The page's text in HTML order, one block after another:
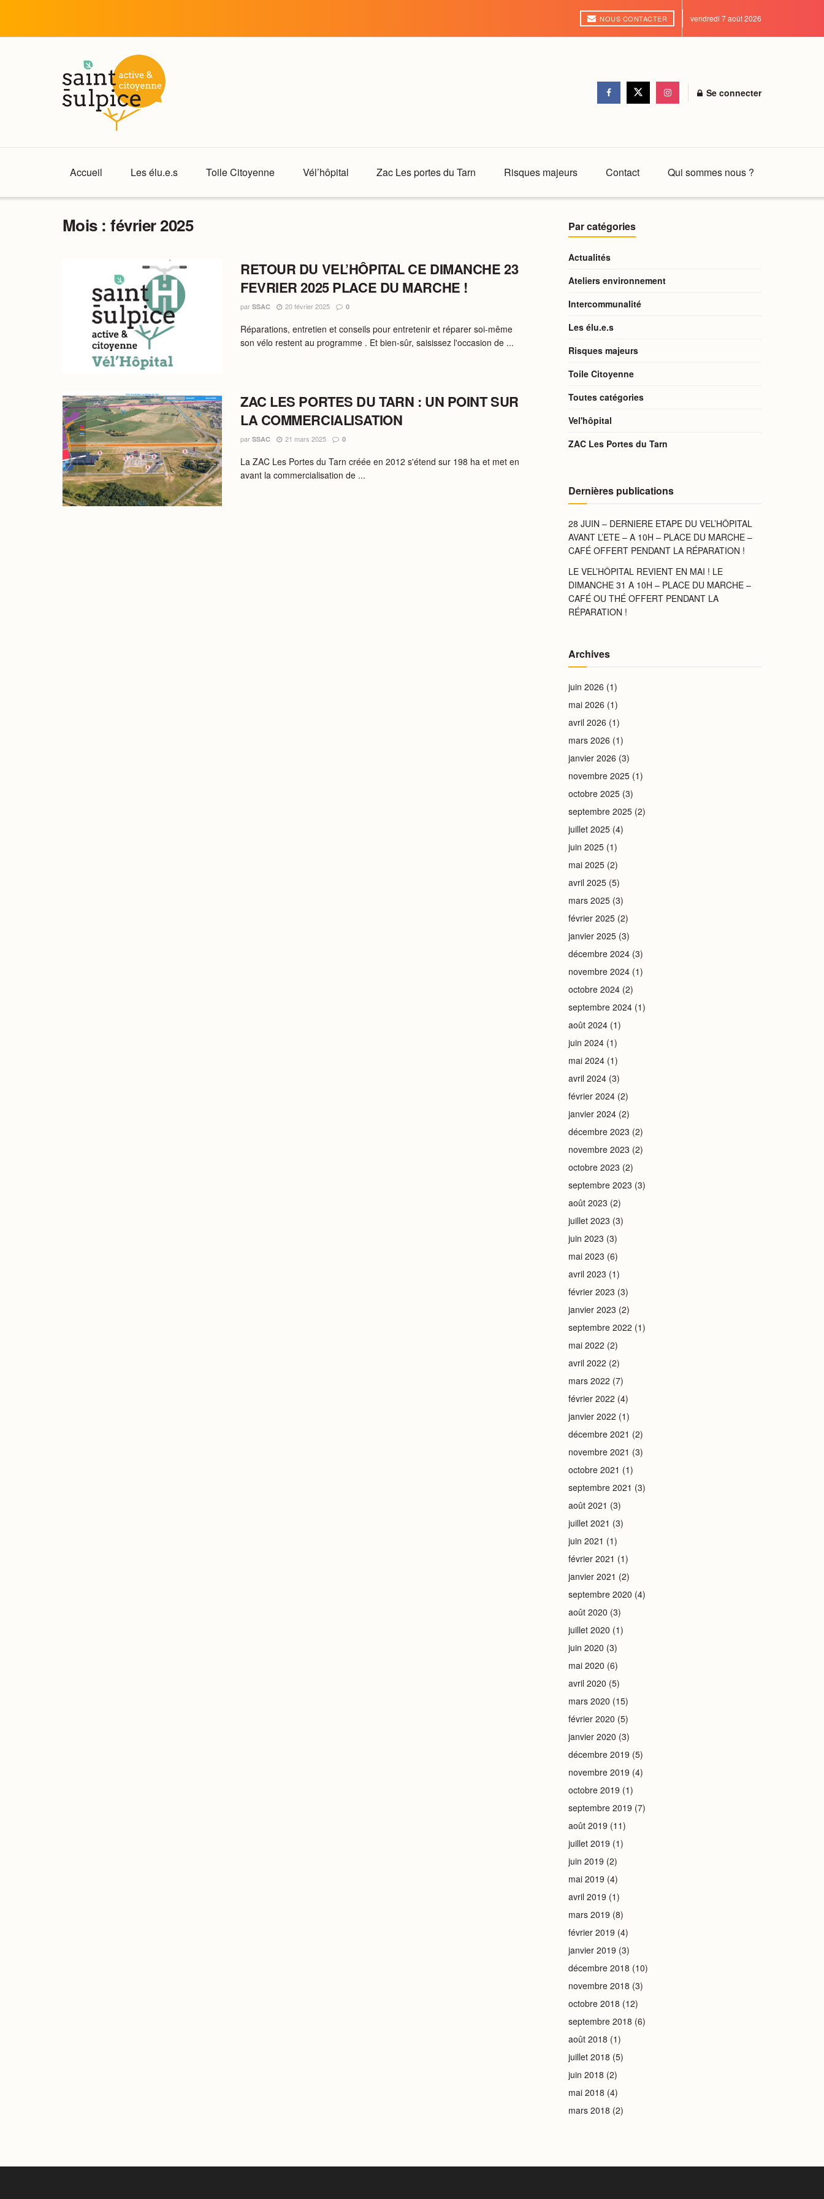
NOUS CONTACTER vendredi 7 août 2026
Se connecter
Accueil Les élu.e.s Toile Citoyenne Vél’hôpital Zac Les portes du Tarn Risques majeurs Contact Qui sommes nous ?
Mois :février 2025
RETOUR DU VEL’HÔPITAL CE DIMANCHE 23
FEVRIER 2025 PLACE DU MARCHE !
par SSAC 20 février 2025 0
Réparations, entretien et conseils pour entretenir et réparer soi-même
son vélo restent au programme . Et bien-sûr, saisissez l'occasion de ...
ZAC LES PORTES DU TARN : UN POINT SUR
LA COMMERCIALISATION
par SSAC 21 mars 2025 0
La ZAC Les Portes du Tarn créée en 2012 s'étend sur 198 ha et met en
avant la commercialisation de ...
Par catégories
Actualités
Ateliers environnement
Intercommunalité
Les élu.e.s
Risques majeurs
Toile Citoyenne
Toutes catégories
Vel'hôpital
ZAC Les Portes du Tarn
Dernières publications
28 JUIN – DERNIERE ETAPE DU VEL’HÔPITAL
AVANT L’ETE – A 10H – PLACE DU MARCHE –
CAFÉ OFFERT PENDANT LA RÉPARATION !
LE VEL’HÔPITAL REVIENT EN MAI ! LE
DIMANCHE 31 A 10H – PLACE DU MARCHE –
CAFÉ OU THÉ OFFERT PENDANT LA
RÉPARATION !
Archives
juin 2026 (1)
mai 2026 (1)
avril 2026 (1)
mars 2026 (1)
janvier 2026 (3)
novembre 2025 (1)
octobre 2025 (3)
septembre 2025 (2)
juillet 2025 (4)
juin 2025 (1)
mai 2025 (2)
avril 2025 (5)
mars 2025 (3)
février 2025 (2)
janvier 2025 (3)
décembre 2024 (3)
novembre 2024 (1)
octobre 2024 (2)
septembre 2024 (1)
août 2024 (1)
juin 2024 (1)
mai 2024 (1)
avril 2024 (3)
février 2024 (2)
janvier 2024 (2)
décembre 2023 (2)
novembre 2023 (2)
octobre 2023 (2)
septembre 2023 (3)
août 2023 (2)
juillet 2023 (3)
juin 2023 (3)
mai 2023 (6)
avril 2023 (1)
février 2023 (3)
janvier 2023 (2)
septembre 2022 (1)
mai 2022 (2)
avril 2022 (2)
mars 2022 (7)
février 2022 (4)
janvier 2022 (1)
décembre 2021 (2)
novembre 2021 (3)
octobre 2021 (1)
septembre 2021 (3)
août 2021 (3)
juillet 2021 (3)
juin 2021 (1)
février 2021 (1)
janvier 2021 (2)
septembre 2020 (4)
août 2020 (3)
juillet 2020 (1)
juin 2020 (3)
mai 2020 (6)
avril 2020 (5)
mars 2020 (15)
février 2020 (5)
janvier 2020 (3)
décembre 2019 (5)
novembre 2019 (4)
octobre 2019 (1)
septembre 2019 (7)
août 2019 (11)
juillet 2019 (1)
juin 2019 (2)
mai 2019 (4)
avril 2019 (1)
mars 2019 (8)
février 2019 (4)
janvier 2019 (3)
décembre 2018 (10)
novembre 2018 (3)
octobre 2018 (12)
septembre 2018 (6)
août 2018 (1)
juillet 2018 (5)
juin 2018 (2)
mai 2018 (4)
mars 2018 (2)